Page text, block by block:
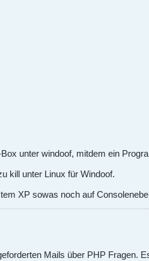
unter windoof, mitdem ein
kill unter Linux für Windoof.
XP sowas noch auf
Mails über PHP Fragen.